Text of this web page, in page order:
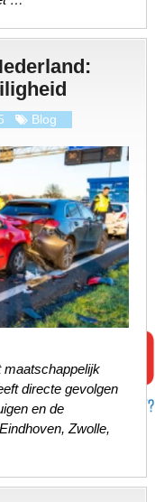
Blog
maatschappelijk
directe gevolgen
en de
Zwolle,